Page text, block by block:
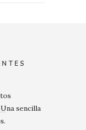
sencilla